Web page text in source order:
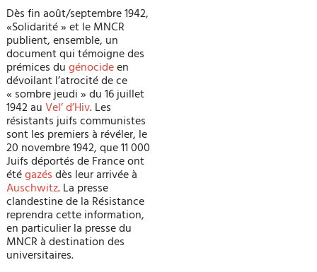
Dès fin août/septembre 1942,
«Solidarité » et le MNCR
publient, ensemble, un
document qui témoigne des
prémices dugénocideen
dévoilant l’atrocité de ce
« sombre jeudi » du 16 juillet
1942 auVel’ d’Hiv. Les
résistants juifs communistes
sont les premiers à révéler, le
20 novembre 1942, que 11 000
Juifs déportés de France ont
étégazésdès leur arrivée à
Auschwitz. La presse
clandestine de la Résistance
reprendra cette information,
en particulier la presse du
MNCR à destination des
universitaires.